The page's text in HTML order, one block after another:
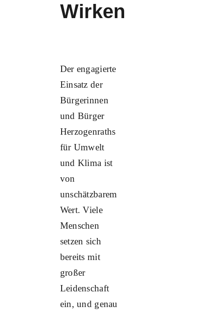
Wirken
Der engagierte
Einsatz der
Bürgerinnen
und Bürger
Herzogenraths
für Umwelt
und Klima ist
von
unschätzbarem
Wert. Viele
Menschen
setzen sich
bereits mit
großer
Leidenschaft
ein, und genau